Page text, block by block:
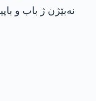
نەبێژن ژ باب و